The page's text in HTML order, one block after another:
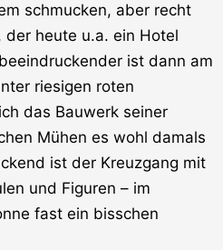
schmucken, aber recht
heute u.a. ein Hotel
ist dann am
riesigen roten
das Bauwerk seiner
Mühen es wohl damals
ist der Kreuzgang mit
und Figuren – im
fast ein bisschen